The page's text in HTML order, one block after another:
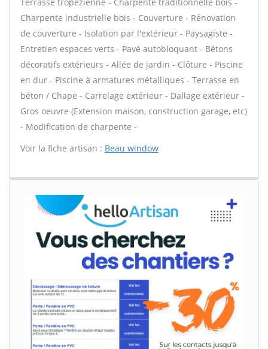
Charpente industrielle bois - Couverture - Rénovation
de couverture - Isolation par l'extérieur - Paysagiste -
Entretien espaces verts - Pavé autobloquant - Bétons
décoratifs extérieurs - Allée de jardin - Clôture - Piscine
en dur - Piscine à armatures métalliques - Terrasse en
béton / Chape - Carrelage extérieur - Dallage extérieur -
Gros oeuvre (Extension maison, construction garage, etc)
- Modification de charpente -
Voir la fiche artisan : Beau window